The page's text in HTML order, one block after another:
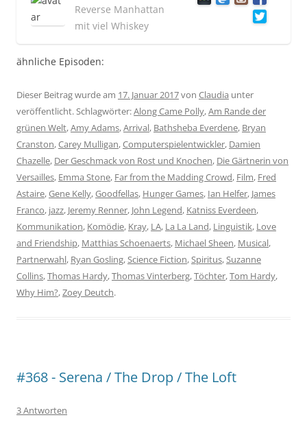
Reverse Manhattan
mit viel Whiskey
ähnliche Episoden:
Dieser Beitrag wurde am 17. Januar 2017von Claudia unter
veröffentlicht. Schlagwörter:Along Came Polly,Am Rande der
grünen Welt,Amy Adams,Arrival, Bathsheba Everdene, Bryan
Cranston,Carey Mulligan,Computerspielentwickler, Damien
Chazelle, Der Geschmack von Rost und Knochen, Die Gärtnerin von
Versailles, Emma Stone, Far from the Madding Crowd, Film, Fred
Astaire,Gene Kelly,Goodfellas, Hunger Games, Ian Helfer, James
Franco, jazz, Jeremy Renner, John Legend, Katniss Everdeen,
Kommunikation, Komödie, Kray, LA, La La Land, Linguistik, Love
and Friendship, Matthias Schoenaerts, Michael Sheen, Musical,
Partnerwahl, Ryan Gosling,Science Fiction,Spiritus,Suzanne
Collins,Thomas Hardy,Thomas Vinterberg,Töchter,Tom Hardy,
Why Him?,Zoey Deutch.
#368 - Serena / The Drop / The Loft
3 Antworten